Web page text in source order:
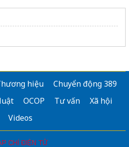
hiệu
Chuyển động 389
OCOP Tư vấn
Xã hội
Videos